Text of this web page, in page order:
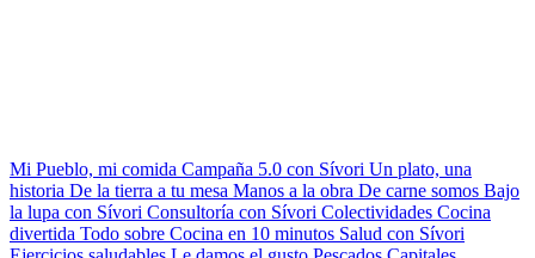
Mi Pueblo, mi comida Campaña 5.0 con Sívori Un plato, una
historia De la tierra a tu mesa Manos a la obra De carne somos Bajo
la lupa con Sívori Consultoría con Sívori Colectividades Cocina
divertida Todo sobre Cocina en 10 minutos Salud con Sívori